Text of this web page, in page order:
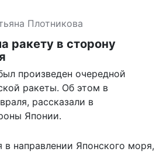
Плотникова
ракету в сторону
произведен очередной
ракеты. Об этом в
рассказали в
Японии.
в направлении Японского моря,